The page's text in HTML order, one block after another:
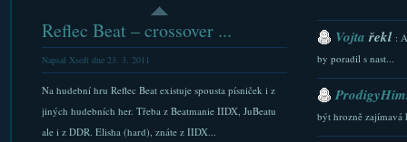
Reflec Beat – crossover ...
Napsal Xsoft dne 23. 3. 2011
Na hudební hru Reflec Beat existuje spousta písniček i z
jiných hudebních her. Třeba z Beatmanie IIDX, JuBeatu
ale i z DDR. Elisha (hard), znáte z IIDX...
Vojtařekl :
by poradil s nast...
být hrozně zajímavá